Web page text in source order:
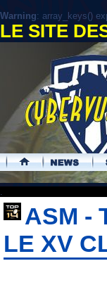
Warning: array_keys()
LE SITE
.
ASM -
LE XV